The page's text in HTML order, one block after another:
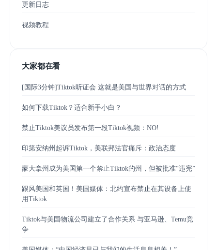
更新日志
视频教程
大家都在看
[国际3分钟]Tiktok听证会 这就是美国与世界对话的方式
如何下载Tiktok？适合新手小白？
禁止Tiktok美议员发布第一段Tiktok视频：NO!
印第安纳州起诉Tiktok，美联邦法官痛斥：政治态度
蒙大拿州成为美国第一个禁止Tiktok的州，但被批准“违宪”
跟风美国和英国！美国媒体：北约宣布禁止在其设备上使
用Tiktok
Tiktok与美国物流公司建立了合作关系 与亚马逊、Temu竞
争